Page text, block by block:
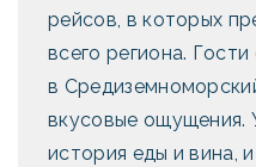
рейсов, в которых
всего региона.
в
вкусовые ощущения.
история еды и вина,